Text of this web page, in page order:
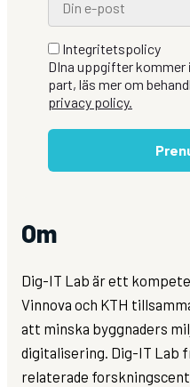
Integritetspolicy
DIna uppgifter
part, läs mer om
privacy policy.
Om
Dig-IT Lab är ett
Vinnova och KTH
att minska byggnaders
digitalisering. Dig-IT Lab
relaterade